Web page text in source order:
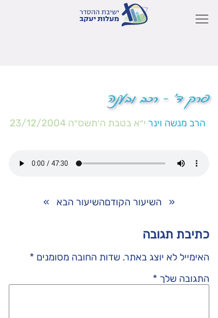
פרק ד' – רכב ובענה
הרב מנשה וינר י״א בטבת ה׳תשס״ה 23/12/2004
« השיעור הקודםהשיעור הבא »
כתיבת תגובה
האימייל לא יוצג באתר. שדות החובה מסומנים *
התגובה שלך *